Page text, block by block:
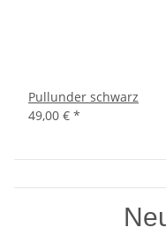
Pullunder schwarz
49,00 € *